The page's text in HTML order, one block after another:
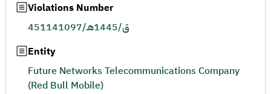
Violations Number
451141097/ق/1445هـ
Entity
Future Networks Telecommunications Company
(Red Bull Mobile)